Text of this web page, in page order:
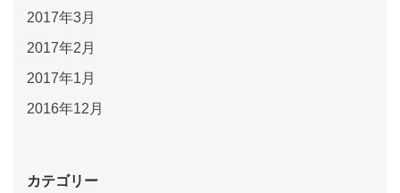
2017年3月
2017年2月
2017年1月
2016年12月
カテゴリー